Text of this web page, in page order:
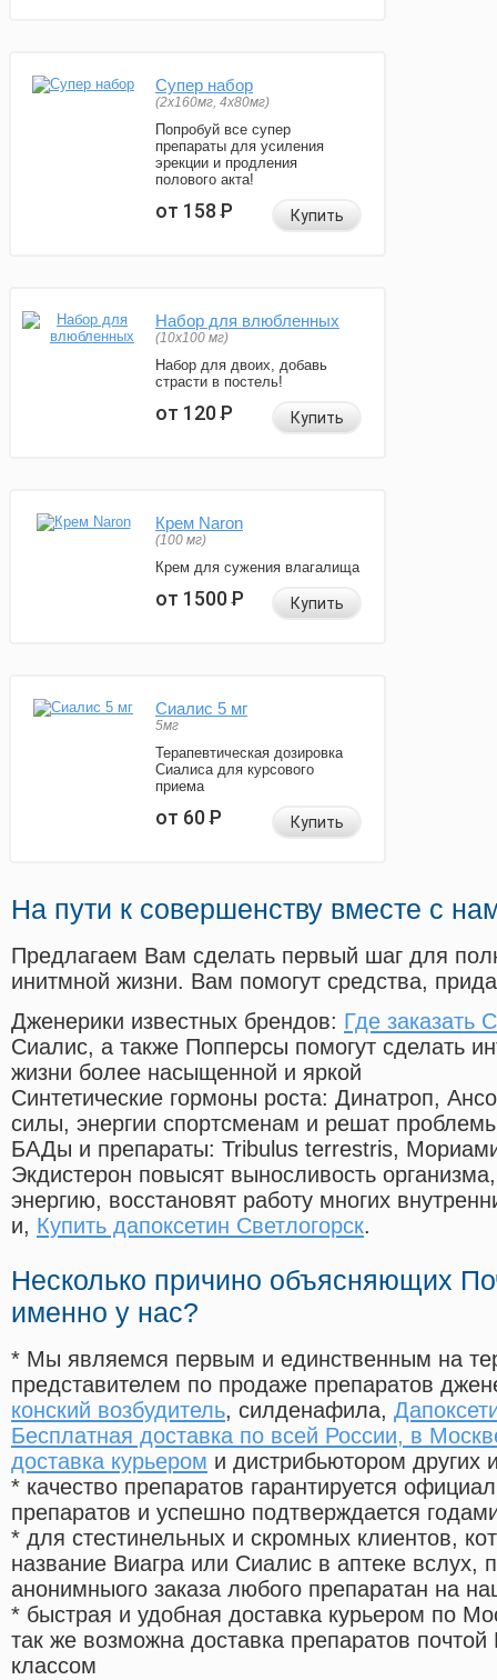
Супер набор
(2х160мг, 4х80мг)
Попробуй все супер
препараты для усиления
эрекции и продления
полового акта!
от 158Р Купить
Набор для влюбленных
(10х100 мг)
Набор для двоих, добавь
страсти в постель!
от 120Р Купить
Крем Naron
(100 мг)
Крем для сужения влагалища
от 1500Р Купить
Сиалис 5 мг
5мг
Терапевтическая дозировка
Сиалиса для курсового
приема
от 60Р Купить
На пути к совершенству вместе с
Предлагаем Вам сделать первый шаг для
инитмной жизни. Вам помогут средства,
Дженерики известных брендов: Где заказать
Сиалис, а также Попперсы помогут сделать
жизни более насыщенной и яркой
Синтетические гормоны роста: Динатроп,
силы, энергии спортсменам и решат
БАДы и препараты: Tribulus terrestris,
Экдистерон повысят выносливость
энергию, восстановят работу многих
и, Купить дапоксетин Светлогорск.
Несколько причино объясняющих
именно у нас?
* Мы являемся первым и единственным на
представителем по продаже препаратов
конский возбудитель, силденафила,
Бесплатная доставка по всей России, в
доставка курьером и дистрибьютором других
* качество препаратов гарантируется
препаратов и успешно подтверждается
* для стестинельных и скромных клиентов,
название Виагра или Сиалис в аптеке вслух,
анонимныого заказа любого препаратан на
* быстрая и удобная доставка курьером по
так же возможна доставка препаратов
классом